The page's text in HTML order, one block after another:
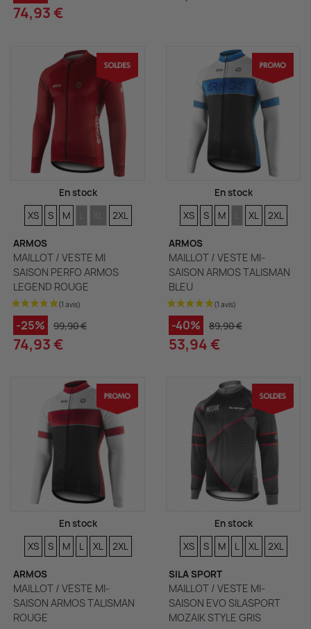
74,93 €
En stock
TAILLES
XS TAILLES
S TAILLES
M TAILLES
TAILLES
TAILLES
2XL
ARMOS
MAILLOT / VESTE MI
SAISON PERFO ARMOS
LEGEND ROUGE
-25% 99,90 €
74,93 €
En stock
TAILLES
XS TAILLES
S TAILLES
M TAILLES
TAILLES
XL TAILLES
2XL
ARMOS
MAILLOT / VESTE MI-
SAISON ARMOS TALISMAN
BLEU
-40% 89,90 €
53,94 €
En stock
TAILLES
XS TAILLES
S TAILLES
M TAILLES
L TAILLES
XL TAILLES
2XL
ARMOS
MAILLOT / VESTE MI-
SAISON ARMOS TALISMAN
ROUGE
En stock
TAILLES
XS TAILLES
S TAILLES
M TAILLES
L TAILLES
XL TAILLES
2XL
SILA SPORT
MAILLOT / VESTE MI-
SAISON EVO SILASPORT
MOZAIK STYLE GRIS